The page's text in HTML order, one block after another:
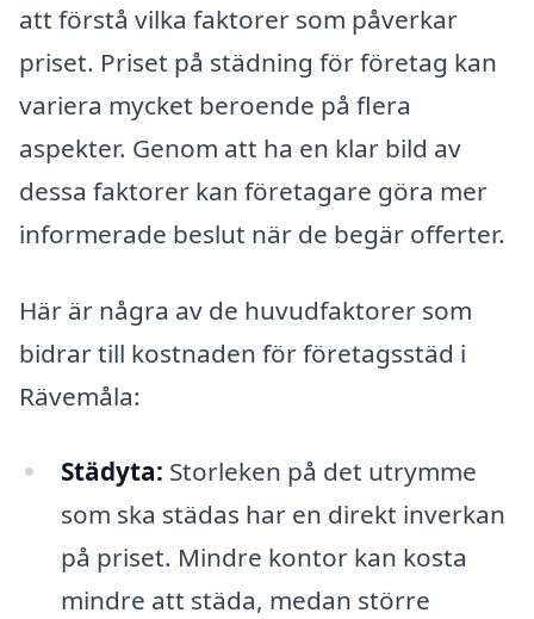
att förstå vilka faktorer som påverkar
priset. Priset på städning för företag kan
variera mycket beroende på flera
aspekter. Genom att ha en klar bild av
dessa faktorer kan företagare göra mer
informerade beslut när de begär offerter.
Här är några av de huvudfaktorer som
bidrar till kostnaden för företagsstäd i
Rävemåla:
Städyta: Storleken på det utrymme
som ska städas har en direkt inverkan
på priset. Mindre kontor kan kosta
mindre att städa, medan större